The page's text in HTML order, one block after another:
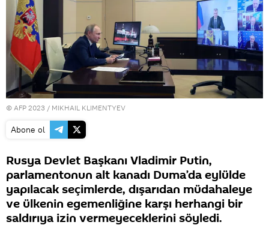
© AFP 2023 / MIKHAIL KLIMENTYEV
Abone ol
Rusya Devlet Başkanı Vladimir Putin,
parlamentonun alt kanadı Duma’da eylülde
yapılacak seçimlerde, dışarıdan müdahaleye
ve ülkenin egemenliğine karşı herhangi bir
saldırıya izin vermeyeceklerini söyledi.